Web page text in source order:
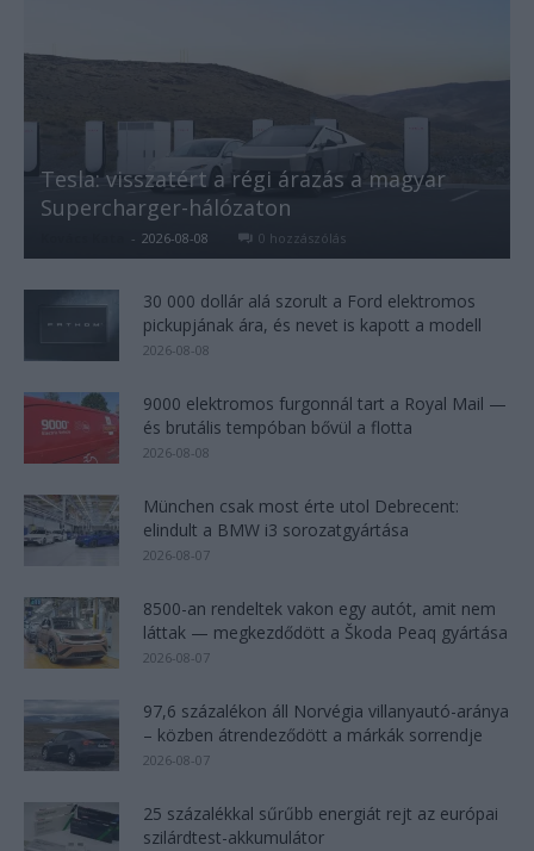
Tesla: visszatért a régi árazás a magyar
Supercharger-hálózaton
- 2026-08-08 0 hozzászólás
30 000 dollár alá szorult a Ford elektromos
pickupjának ára, és nevet is kapott a modell
2026-08-08
9000 elektromos furgonnál tart a Royal Mail —
és brutális tempóban bővül a flotta
2026-08-08
München csak most érte utol Debrecent:
elindult a BMW i3 sorozatgyártása
2026-08-07
8500-an rendeltek vakon egy autót, amit nem
láttak — megkezdődött a Škoda Peaq gyártása
2026-08-07
97,6 százalékon áll Norvégia villanyautó-aránya
– közben átrendeződött a márkák sorrendje
2026-08-07
25 százalékkal sűrűbb energiát rejt az európai
szilárdtest-akkumulátor